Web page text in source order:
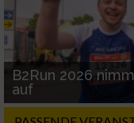
B2Run 2026
auf